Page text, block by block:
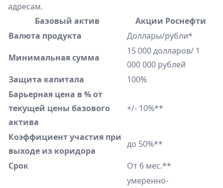
адресам.
Базовый актив
Акции Роснефти
Валюта продукта
Доллары/рубли*
Минимальная сумма
15 000 долларов/ 1
000 000 рублей
Защита капитала
100%
Барьерная цена в % от
текущей цены базового
актива
+/- 10%**
Коэффициент участия при
выходе из коридора
до 50%**
Срок
От 6 мес.**
умеренно-